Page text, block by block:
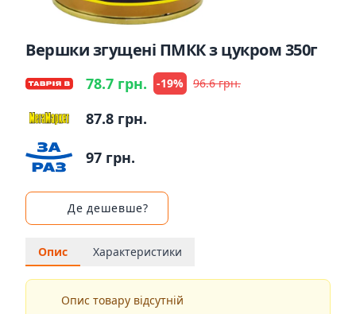
Вершки згущені ПМКК з цукром 350г
78.7 грн. -19% 96.6 грн.
87.8 грн.
97 грн.
Де дешевше?
Опис Характеристики
Опис товару відсутній